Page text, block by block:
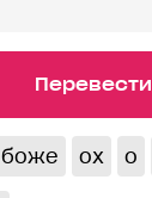
Перевести
боже ох о